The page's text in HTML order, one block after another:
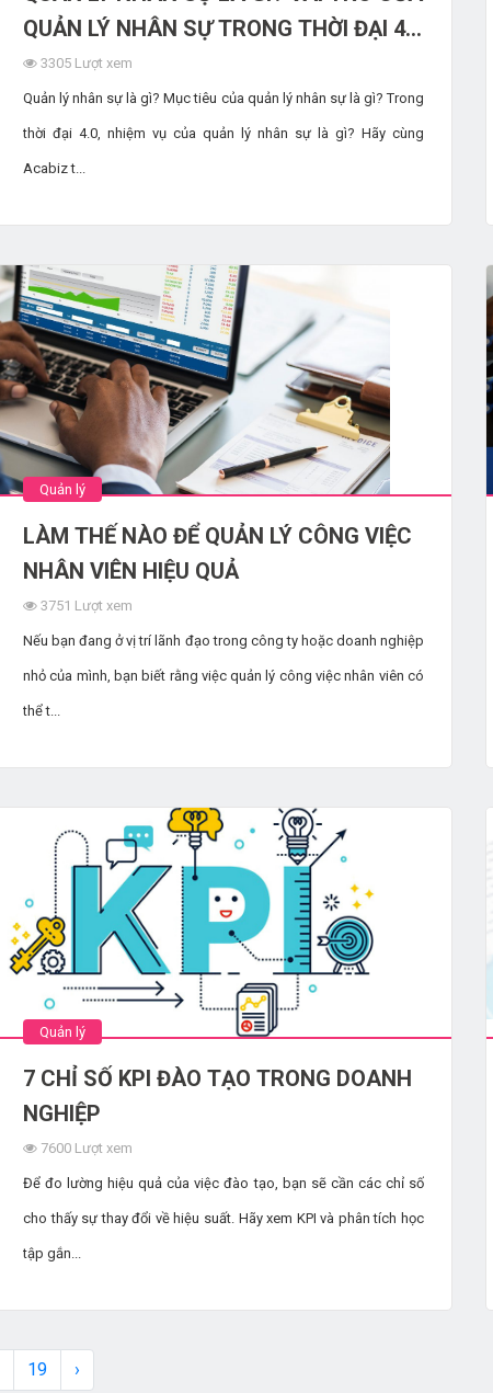
QUẢN LÝ NHÂN SỰ TRONG THỜI ĐẠI 4.0
NHƯ THẾ NÀO
3305 Lượt xem
Quản lý nhân sự là gì? Mục tiêu của quản lý nhân sự là gì? Trong
thời đại 4.0, nhiệm vụ của quản lý nhân sự là gì? Hãy cùng
Acabiz t...
Quản lý
LÀM THẾ NÀO ĐỂ QUẢN LÝ CÔNG VIỆC
NHÂN VIÊN HIỆU QUẢ
3751 Lượt xem
Nếu bạn đang ở vị trí lãnh đạo trong công ty hoặc doanh nghiệp
nhỏ của mình, bạn biết rằng việc quản lý công việc nhân viên có
thể t...
Quản lý
7 CHỈ SỐ KPI ĐÀO TẠO TRONG DOANH
NGHIỆP
7600 Lượt xem
Để đo lường hiệu quả của việc đào tạo, bạn sẽ cần các chỉ số
cho thấy sự thay đổi về hiệu suất. Hãy xem KPI và phân tích học
tập gắn...
19 ›